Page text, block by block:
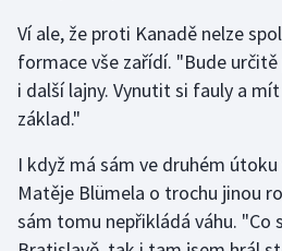
Ví ale, že proti Kanadě nelze
formace vše zařídí. "Bude
i další lajny. Vynutit si fauly a
základ."
I když má sám ve druhém
Matěje Blümela o trochu jinou
sám tomu nepřikládá váhu. "Co